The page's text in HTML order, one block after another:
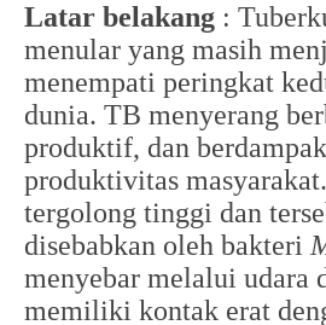
Latar belakang :
menular yang masih
menempati peringkat
dunia. TB menyerang
produktif, dan
produktivitas
tergolong tinggi dan
disebabkan oleh bakteri
menyebar melalui udara
memiliki kontak erat